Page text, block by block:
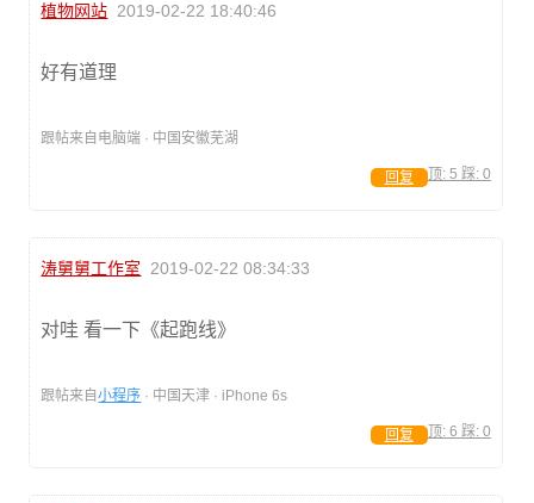
植物网站 2019-02-22 18:40:46
好有道理
跟帖来自电脑端 · 中国安徽芜湖
顶: 5 踩: 0
回复
涛舅舅工作室 2019-02-22 08:34:33
对哇 看一下《起跑线》
跟帖来自小程序 · 中国天津 · iPhone 6s
顶: 6 踩: 0
回复